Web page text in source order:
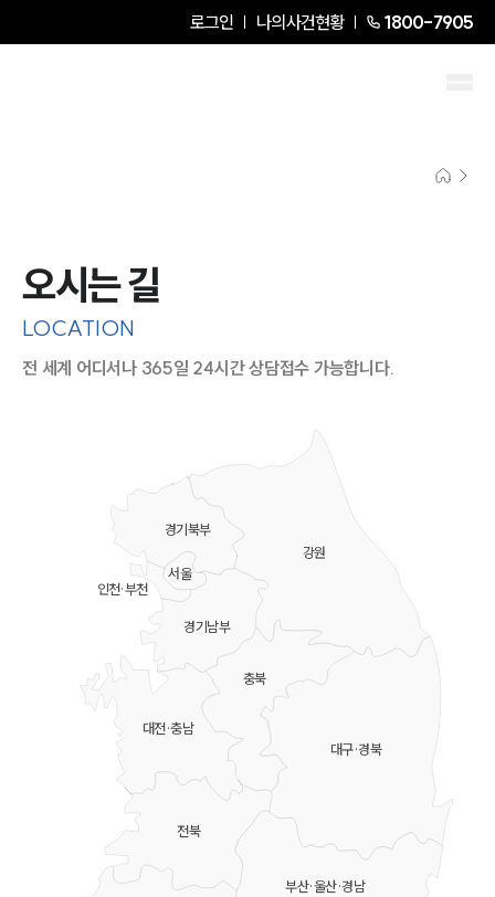
로그인 나의사건현황 1800-7905
오시는 길
LOCATION
전 세계 어디서나 365일 24시간 상담접수 가능합니다.
강원
충북
대전·충남
대구·경북
부산·울산·경남
전북
경기북부
경기남부
서울
인천·부천